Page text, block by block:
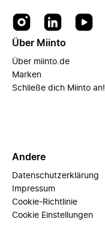
Über Miinto
Über miinto.de
Marken
Schließe dich Miinto an!
Andere
Datenschutzerklärung
Impressum
Cookie-Richtlinie
Cookie Einstellungen